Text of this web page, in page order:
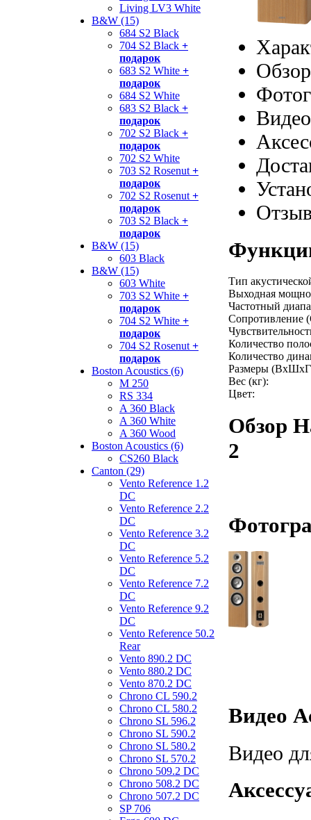
Living LV3 White
B&W (15)
684 S2 Black
704 S2 Black +
подарок
683 S2 White +
подарок
684 S2 White
683 S2 Black +
подарок
702 S2 Black +
подарок
702 S2 White
703 S2 Rosenut +
подарок
702 S2 Rosenut +
подарок
703 S2 Black +
подарок
B&W (15)
603 Black
B&W (15)
603 White
703 S2 White +
подарок
704 S2 White +
подарок
704 S2 Rosenut +
подарок
Boston Acoustics (6)
M 250
RS 334
A 360 Black
A 360 White
A 360 Wood
Boston Acoustics (6)
CS260 Black
Canton (29)
Vento Reference 1.2
DC
Vento Reference 2.2
DC
Vento Reference 3.2
DC
Vento Reference 5.2
DC
Vento Reference 7.2
DC
Vento Reference 9.2
DC
Vento Reference 50.2
Rear
Vento 890.2 DС
Vento 880.2 DС
Vento 870.2 DС
Chrono CL 590.2
Chrono CL 580.2
Chrono SL 596.2
Chrono SL 590.2
Chrono SL 580.2
Chrono SL 570.2
Chrono 509.2 DC
Chrono 508.2 DC
Chrono 507.2 DC
SP 706
Обзор
Видео
Тип
Выходная
Частотный
Сопротивление
Количество
Количество
Размеры
Вес (кг):
Цвет:
Обзор
2
Видео
Видео